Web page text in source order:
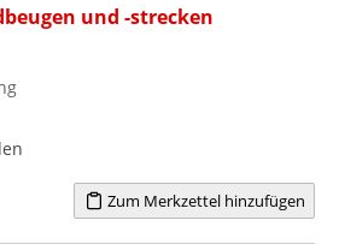
und -strecken
Zum Merkzettel hinzufügen